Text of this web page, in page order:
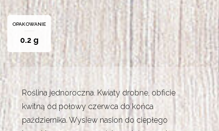
OPAKOWANIE
0.2 g
Roślina jednoroczna. Kwiaty drobne, obficie
kwitną od połowy czerwca do końca
października. Wysiew nasion do ciepłego